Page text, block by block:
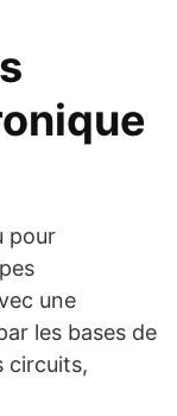
pour
une
les bases de
circuits,